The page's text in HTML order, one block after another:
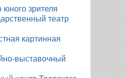
юного зрителя
театр
картинная
выставочный